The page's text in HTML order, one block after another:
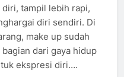
diri, tampil lebih rapi,
diri sendiri. Di
make up sudah
dari gaya hidup
ekspresi diri….